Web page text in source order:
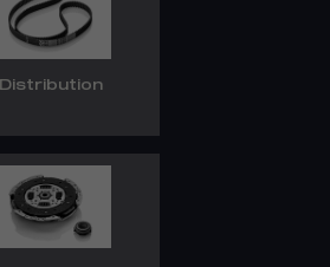
Distribution